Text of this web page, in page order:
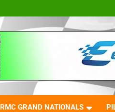
RMC GRAND NATIONALS